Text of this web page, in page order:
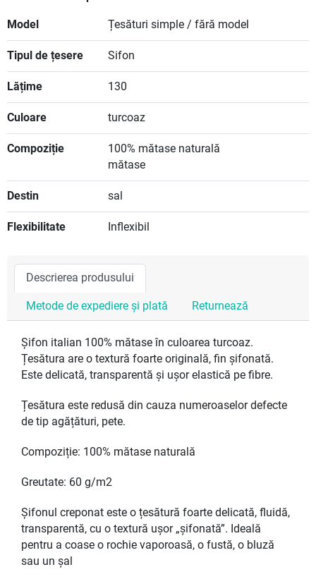
Model Țesături simple / fără model
Tipul de țesere Sifon
Lățime 130
Culoare turcoaz
Compoziție
100% mătase naturală
mătase
Destin sal
Flexibilitate Inflexibil
Descrierea produsului
Metode de expediere și plată Returnează
Șifon italian 100% mătase în culoarea turcoaz.
Țesătura are o textură foarte originală, fin șifonată.
Este delicată, transparentă și ușor elastică pe fibre.
Țesătura este redusă din cauza numeroaselor defecte
de tip agățături, pete.
Compoziție: 100% mătase naturală
Greutate: 60 g/m2
Șifonul creponat este o țesătură foarte delicată, fluidă,
transparentă, cu o textură ușor „șifonată”. Ideală
pentru a coase o rochie vaporoasă, o fustă, o bluză
sau un șal